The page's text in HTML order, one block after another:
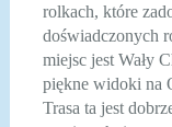
rolkach, które
doświadczonych
miejsc jest Wały
piękne widoki na
Trasa ta jest